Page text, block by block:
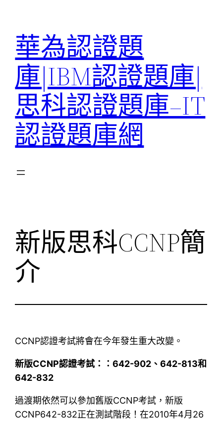
華為認證題
庫|IBM認證題庫|
思科認證題庫–IT
認證題庫網
新版思科CCNP簡
介
CCNP認證考試將會在今年發生重大改變。
新版CCNP認證考試：：642-902、642-813和
642-832
過渡期依然可以參加舊版CCNP考試，新版
CCNP642-832正在測試階段！在2010年4月26